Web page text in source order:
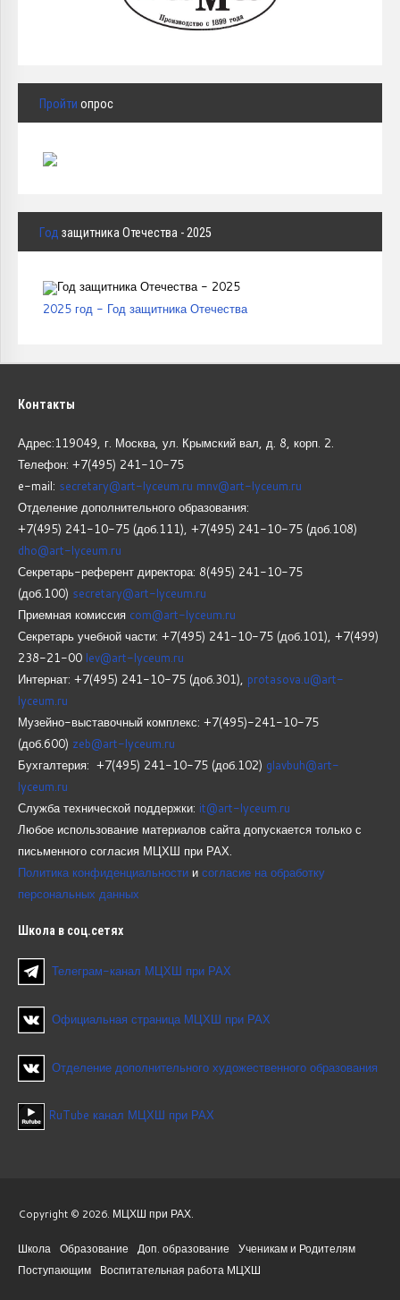
Пройти опрос
Год защитника Отечества - 2025
2025 год - Год защитника Отечества
Контакты
Адрес:119049, г. Москва, ул. Крымский вал, д. 8, корп. 2.
Телефон: +7(495) 241-10-75
e-mail: secretary@art-lyceum.ru mnv@art-lyceum.ru
Отделение дополнительного образования:
+7(495) 241-10-75 (доб.111), +7(495) 241-10-75 (доб.108)
dho@art-lyceum.ru
Секретарь-референт директора: 8(495) 241-10-75
(доб.100) secretary@art-lyceum.ru
Приемная комиссия com@art-lyceum.ru
Секретарь учебной части: +7(495) 241-10-75 (доб.101), +7(499)
238-21-00 lev@art-lyceum.ru
Интернат: +7(495) 241-10-75 (доб.301), protasova.u@art-
lyceum.ru
Музейно-выставочный комплекс: +7(495)-241-10-75
(доб.600) zeb@art-lyceum.ru
Бухгалтерия: +7(495) 241-10-75 (доб.102) glavbuh@art-
lyceum.ru
Служба технической поддержки: it@art-lyceum.ru
Любое использование материалов сайта допускается только с
письменного согласия МЦХШ при РАХ.
Политика конфиденциальности и согласие на обработку
персональных данных
Школа в соц.сетях
Телеграм-канал МЦХШ при РАХ
Официальная страница МЦХШ при РАХ
Отделение дополнительного художественного образования
RuTube канал МЦХШ при РАХ
Copyright © 2026. МЦХШ при РАХ.
Школа Образование Доп. образование
Ученикам и Родителям
Поступающим
Воспитательная работа МЦХШ